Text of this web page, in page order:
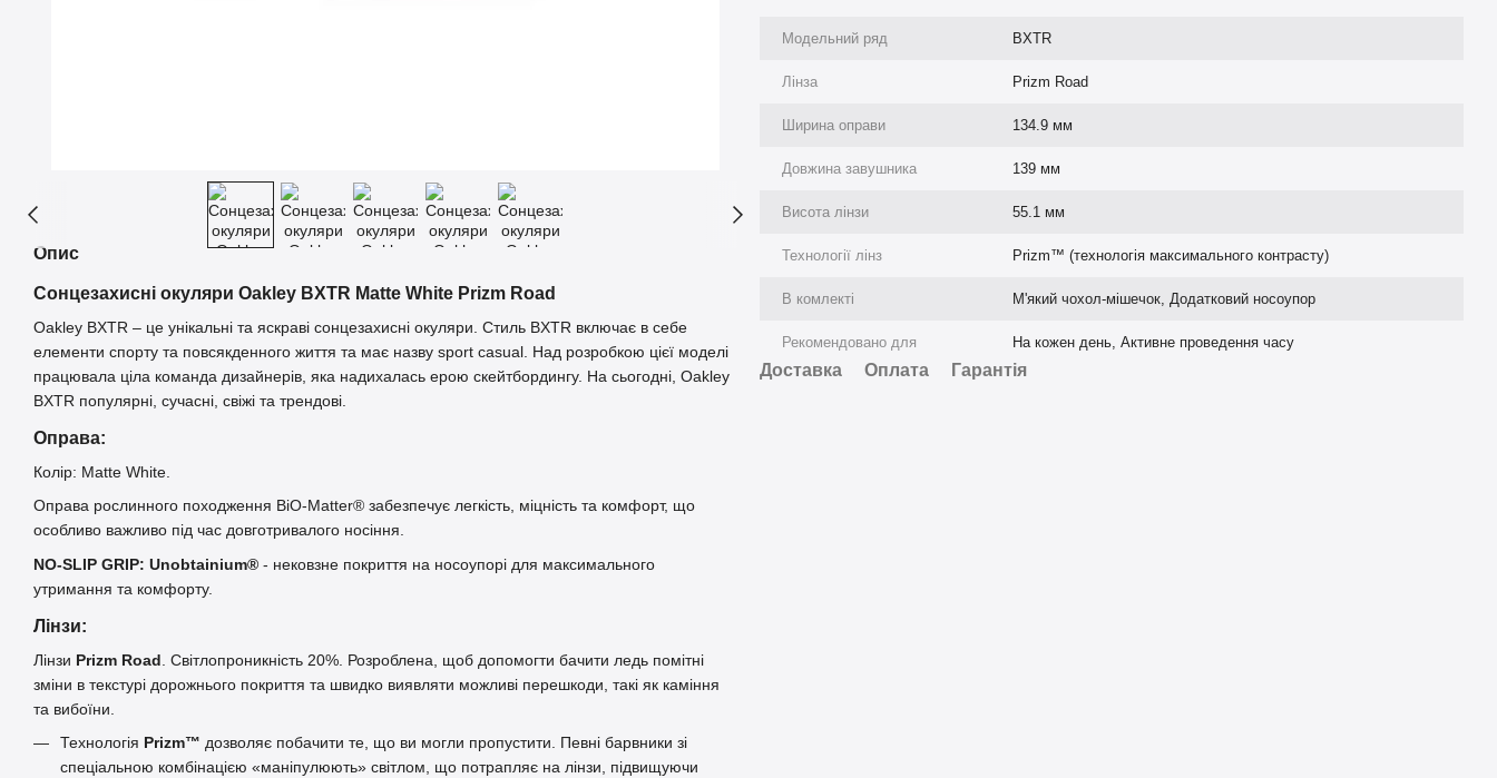
Опис
Сонцезахисні окуляри Oakley BXTR Matte White Prizm Road
Oakley BXTR – це унікальні та яскраві сонцезахисні окуляри. Стиль BXTR включає в себе
елементи спорту та повсякденного життя та має назву sport casual. Над розробкою цієї моделі
працювала ціла команда дизайнерів, яка надихалась ерою скейтбордингу. На сьогодні, Oakley
BXTR популярні, сучасні, свіжі та трендові.
Оправа:
Колір: Matte White.
Оправа рослинного походження BiO-Matter® забезпечує легкість, міцність та комфорт, що
особливо важливо під час довготривалого носіння.
NO-SLIP GRIP: Unobtainium® - нековзне покриття на носоупорі для максимального
утримання та комфорту.
Лінзи:
Лінзи Prizm Road . Світлопроникність 20%. Розроблена, щоб допомогти бачити ледь помітні
зміни в текстурі дорожнього покриття та швидко виявляти можливі перешкоди, такі як каміння
та вибоїни.
Технологія Prizm™ дозволяє побачити те, що ви могли пропустити. Певні барвники зі
спеціальною комбінацією «маніпулюють» світлом, що потрапляє на лінзи, підвищуючи
Модельний ряд BXTR
Лінза Prizm Road
Ширина оправи 134.9 мм
Довжина завушника 139 мм
Висота лінзи 55.1 мм
Технології лінз Prizm™ (технологія максимального контрасту)
В комлекті М'який чохол-мішечок, Додатковий носоупор
Рекомендовано для На кожен день, Активне проведення часу
Доставка Оплата Гарантія